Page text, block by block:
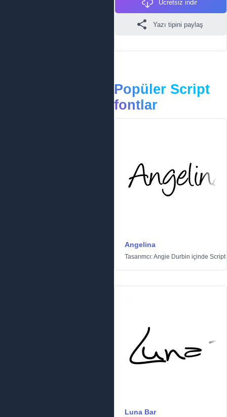
Ücretsiz indir
Yazı tipini paylaş
Popüler Script
fontlar
Angelina
Tasarımcı:Angie Durbin içinde Script
Luna Bar